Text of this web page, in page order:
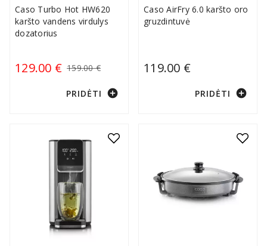
Caso Turbo Hot HW620
karšto vandens virdulys
dozatorius
129.00 € 159.00 €
PRIDĖTI add_circle
Caso AirFry 6.0 karšto oro
gruzdintuvė
119.00 €
PRIDĖTI add_circle